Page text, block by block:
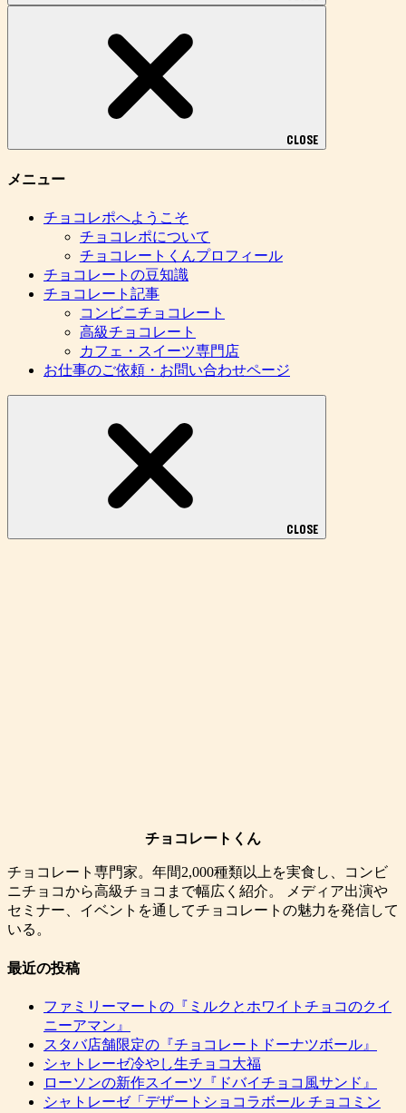
CLOSE
メニュー
チョコレポへようこそ
チョコレポについて
チョコレートくんプロフィール
チョコレートの豆知識
チョコレート記事
コンビニチョコレート
高級チョコレート
カフェ・スイーツ専門店
お仕事のご依頼・お問い合わせページ
CLOSE
チョコレートくん
チョコレート専門家。年間2,000種類以上を実食し、コンビ
ニチョコから高級チョコまで幅広く紹介。 メディア出演や
セミナー、イベントを通してチョコレートの魅力を発信して
いる。
最近の投稿
ファミリーマートの『ミルクとホワイトチョコのクイ
ニーアマン』
スタバ店舗限定の『チョコレートドーナツボール』
シャトレーゼ冷やし生チョコ大福
ローソンの新作スイーツ『ドバイチョコ風サンド』
シャトレーゼ「デザートショコラボール チョコミン